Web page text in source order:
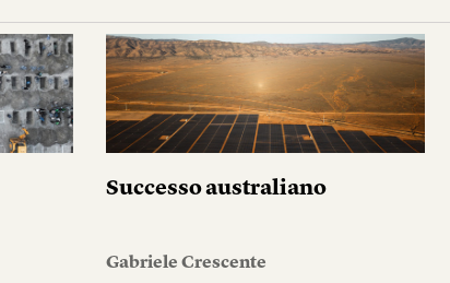
Successo australiano
Gabriele Crescente